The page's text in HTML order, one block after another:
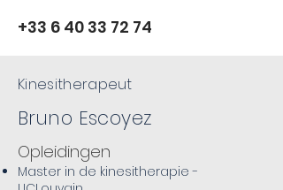
+33 6 40 33 72 74
Kinesitherapeut
Bruno Escoyez
Opleidingen
Master in de kinesitherapie -